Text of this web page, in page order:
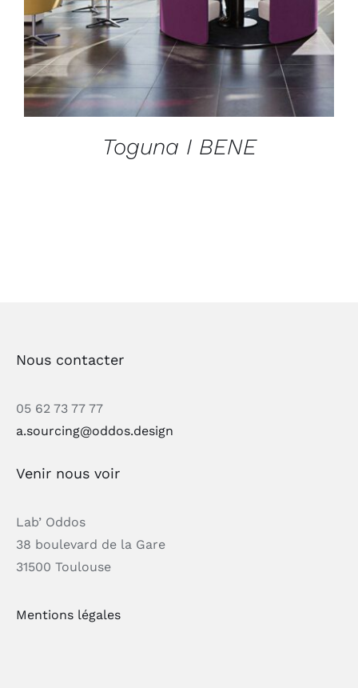
Toguna I BENE
Nous contacter
05 62 73 77 77
a.sourcing@oddos.design
Venir nous voir
Lab’ Oddos
38 boulevard de la Gare
31500 Toulouse
Mentions légales